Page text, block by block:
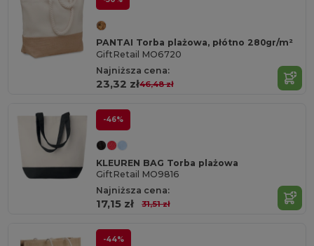
PANTAI Torba plażowa, płótno 280gr/m²
GiftRetail MO6720
Najniższa cena:
23,32 zł46,48 zł
-46%
KLEUREN BAG Torba plażowa
GiftRetail MO9816
Najniższa cena:
17,15 zł 31,51 zł
-44%